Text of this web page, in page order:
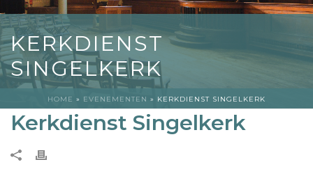
KERKDIENST
SINGELKERK
HOME » EVENEMENTEN » KERKDIENST SINGELKERK
Kerkdienst Singelkerk